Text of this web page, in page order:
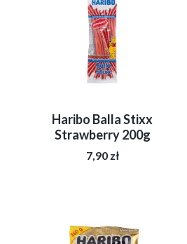
Haribo Balla Stixx
Strawberry 200g
7,90 zł